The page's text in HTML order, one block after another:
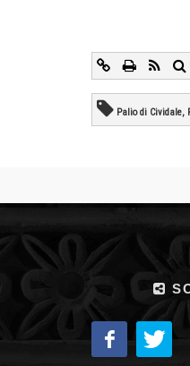
Palio di Cividale,